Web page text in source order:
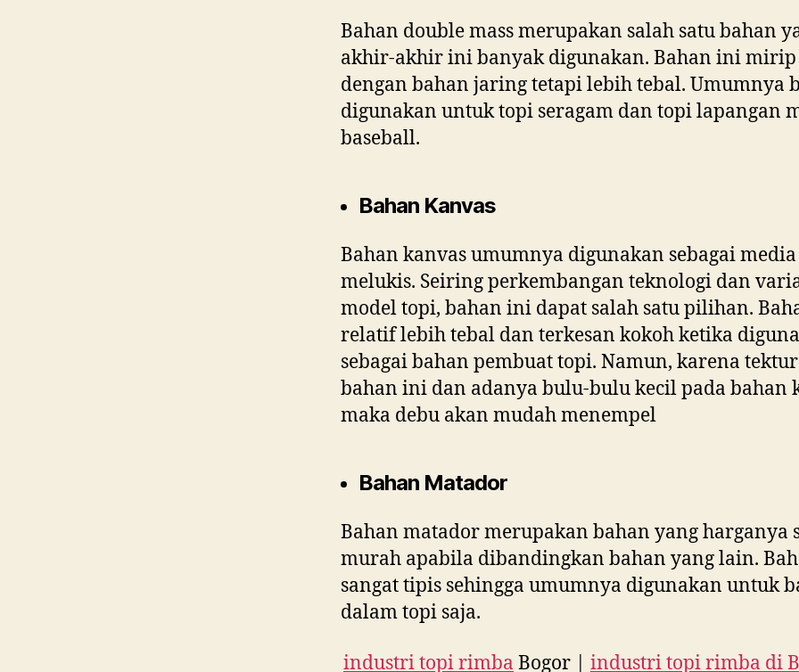
Bahan double mass merupakan salah satu bahan
akhir-akhir ini banyak digunakan. Bahan ini mirip
dengan bahan jaring tetapi lebih tebal. Umumnya
digunakan untuk topi seragam dan topi lapangan
baseball.
Bahan Kanvas
Bahan kanvas umumnya digunakan sebagai media
melukis. Seiring perkembangan teknologi dan
model topi, bahan ini dapat salah satu pilihan.
relatif lebih tebal dan terkesan kokoh ketika
sebagai bahan pembuat topi. Namun, karena tektur
bahan ini dan adanya bulu-bulu kecil pada bahan
maka debu akan mudah menempel
Bahan Matador
Bahan matador merupakan bahan yang harganya
murah apabila dibandingkan bahan yang lain.
sangat tipis sehingga umumnya digunakan untuk
dalam topi saja.
industri topi rimba Bogor | industri topi rimba di